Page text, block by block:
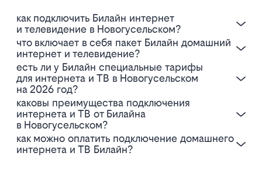
Как подключить Билайн интернет
и телевидение в Новогусельском?
Что включает в себя пакет Билайн домашний
интернет и телевидение?
Есть ли у Билайн специальные тарифы
для интернета и ТВ в Новогусельском
на 2026 год?
Каковы преимущества подключения
интернета и ТВ от Билайна
в Новогусельском?
Как можно оплатить подключение домашнего
интернета и ТВ Билайн?